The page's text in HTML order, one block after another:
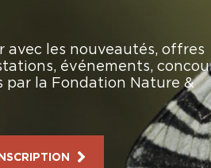
avec les nouveautés, offres
événements,
par la Fondation Nature &